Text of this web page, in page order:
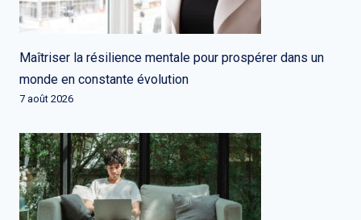
Maîtriser la résilience mentale pour prospérer dans un
monde en constante évolution
7 août 2026